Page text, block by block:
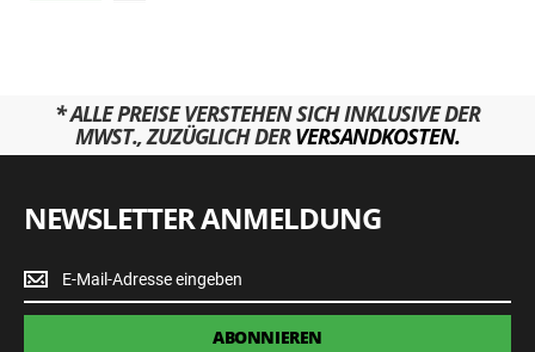
* ALLE PREISE VERSTEHEN SICH INKLUSIVE DER
MWST., ZUZÜGLICH DERVERSANDKOSTEN.
NEWSLETTER ANMELDUNG
Newsletter
Anmeldung
ABONNIEREN